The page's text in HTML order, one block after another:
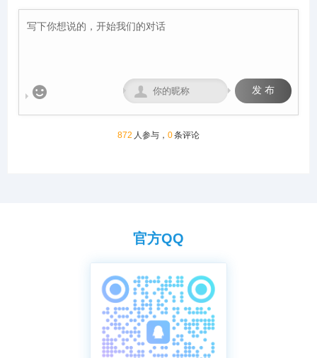
创造一个心神向往的赛鸽净
地。
长、训养与竞翔提供了理想场
多平方米。公棚一字型排列，
能容纳一万五千余羽的赛鸽。
线，规划多关阶梯式竞赛体
 发 布

872 人参与， 0条评论
官方QQ